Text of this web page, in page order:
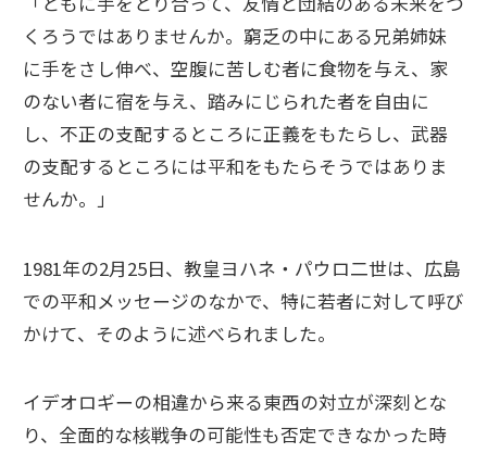
くろうではありませんか。窮乏の中にある兄弟姉妹
に手をさし伸べ、空腹に苦しむ者に食物を与え、家
のない者に宿を与え、踏みにじられた者を自由に
し、不正の支配するところに正義をもたらし、武器
の支配するところには平和をもたらそうではありま
せんか。」
1981年の2月25日、教皇ヨハネ・パウロ二世は、広島
での平和メッセージのなかで、特に若者に対して呼び
かけて、そのように述べられました。
イデオロギーの相違から来る東西の対立が深刻とな
り、全面的な核戦争の可能性も否定できなかった時